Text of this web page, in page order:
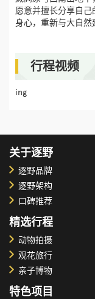
愿意并擅长分享自
身心，重新与大自然
行程视频
ing
关于逐野
逐野品牌
逐野架构
口碑推荐
精选行程
动物拍摄
观花旅行
亲子博物
特色项目